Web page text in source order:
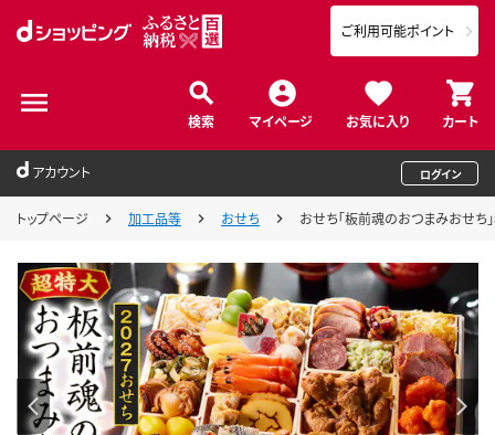
検索 マイページ お気に入り カート
ご利用可能ポイント
アカウント ログイン
トップページ 加工品等 おせち おせち「板前魂のおつまみおせ